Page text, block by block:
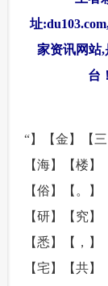
址
家资讯网站,
台
“】【金】【
【海】【楼
【俗】【。
【研】【究
【悉】【，
【宅】【共